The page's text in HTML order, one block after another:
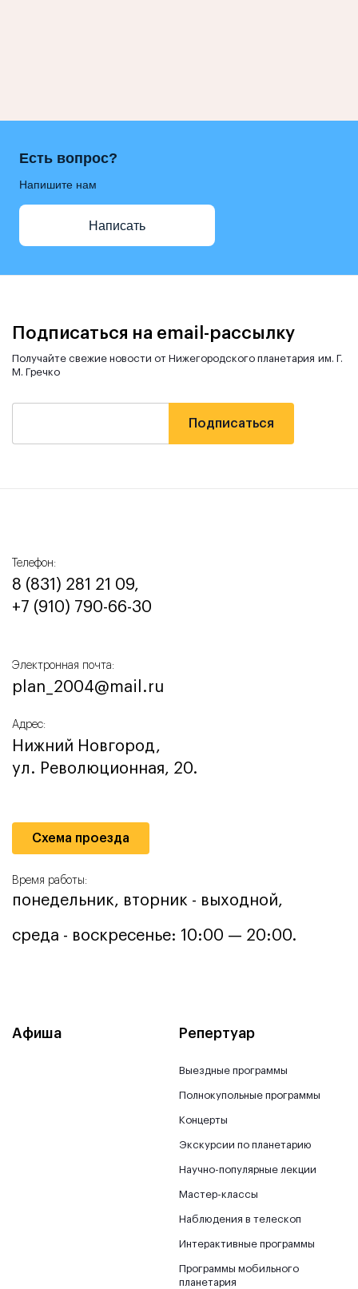
Есть вопрос?
Напишите нам
Написать
Подписаться на email-рассылку
Получайте свежие новости от Нижегородского планетария им. Г.
М. Гречко
Телефон:
8 (831) 281 21 09,
+7 (910) 790-66-30‬
Электронная почта:
plan_2004@mail.ru
Адрес:
Нижний Новгород,
ул. Революционная, 20.
Схема проезда
Время работы:
понедельник, вторник - выходной,
среда - воскресенье: 10:00 — 20:00.
Афиша Репертуар
Выездные программы
Полнокупольные программы
Концерты
Экскурсии по планетарию
Научно-популярные лекции
Мастер-классы
Наблюдения в телескоп
Интерактивные программы
Программы мобильного
планетария